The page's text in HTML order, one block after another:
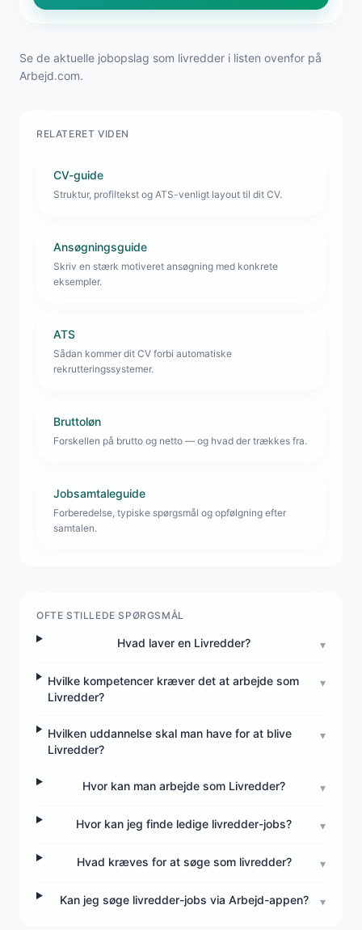
Se de aktuelle jobopslag som livredder i listen ovenfor på
Arbejd.com.
RELATERET VIDEN
CV-guide
Struktur, profiltekst og ATS-venligt layout til dit CV.
Ansøgningsguide
Skriv en stærk motiveret ansøgning med konkrete
eksempler.
ATS
Sådan kommer dit CV forbi automatiske
rekrutteringssystemer.
Bruttoløn
Forskellen på brutto og netto — og hvad der trækkes fra.
Jobsamtaleguide
Forberedelse, typiske spørgsmål og opfølgning efter
samtalen.
OFTE STILLEDE SPØRGSMÅL
Hvad laver en Livredder? ▾
Hvilke kompetencer kræver det at arbejde som
Livredder?
▾
Hvilken uddannelse skal man have for at blive
Livredder?
▾
Hvor kan man arbejde som Livredder? ▾
Hvor kan jeg finde ledige livredder-jobs? ▾
Hvad kræves for at søge som livredder? ▾
Kan jeg søge livredder-jobs via Arbejd-appen? ▾